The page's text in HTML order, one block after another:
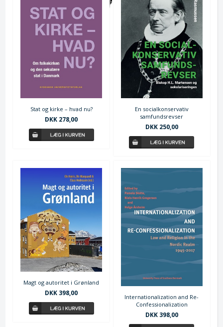
Stat og kirke – hvad nu?
DKK 278,00
En socialkonservativ
samfundsrevser
DKK 250,00
Magt og autoritet i Grønland
DKK 398,00
Internationalization and Re-
Confessionalization
DKK 398,00